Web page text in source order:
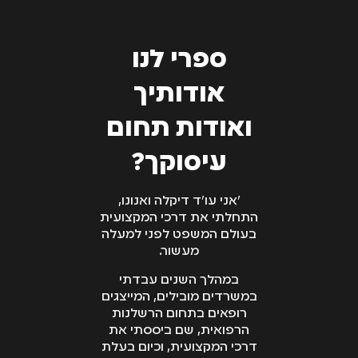
ספרי לנו
אודותיך
ואודות תחום
עיסוקך?
״אני עו״ד דיקלה ואנונו,
התחלתי את דרכי המקצועית
בעולם המשפט לפני למעלה
מעשור.
במהלך השנים עבדתי
במשרדים מובילים, המייצגים
רופאים בתחום הרשלנות
הרפואית, שם ביססתי את
דרכי המקצועית, וכיום בעלת